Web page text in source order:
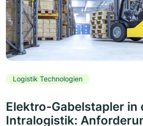
Logistik Technologien
Elektro-Gabelstapler in
Intralogistik: